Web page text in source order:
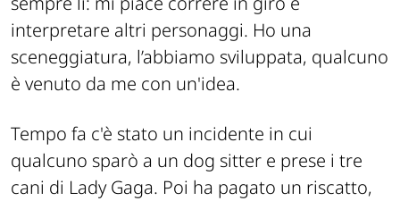
interpretare altri personaggi. Ho una
sceneggiatura, l’abbiamo sviluppata, qualcuno
è venuto da me con un'idea.
Tempo fa c'è stato un incidente in cui
qualcuno sparò a un dog sitter e prese i tre
cani di Lady Gaga. Poi ha pagato un riscatto,